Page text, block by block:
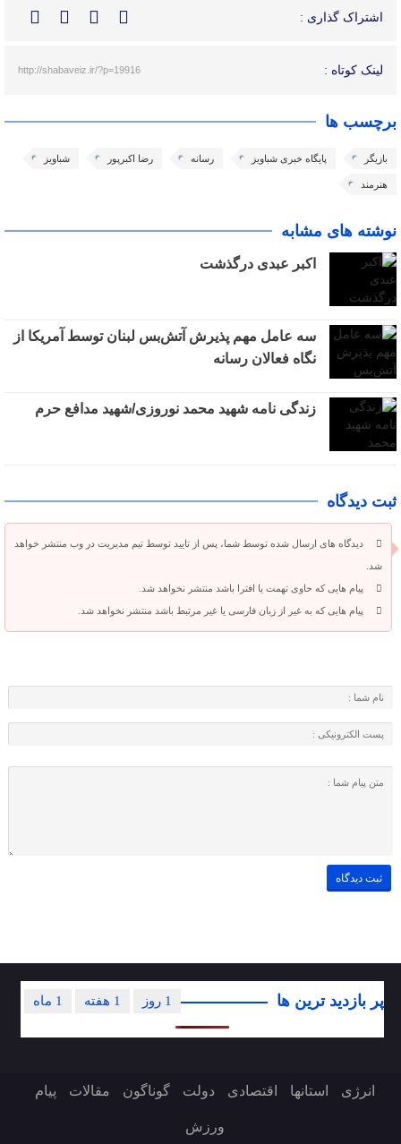
اشتراک گذاری :
لینک کوتاه : http://shabaveiz.ir/?p=19916
برچسب ها
بازیگر پایگاه خبری شباویز رسانه رضا اکبرپور شباویز
هنرمند
نوشته های مشابه
اکبر عبدی درگذشت
سه عامل مهم پذیرش آتش‌بس لبنان توسط آمریکا از
نگاه فعالان رسانه
زندگی نامه شهید محمد نوروزی/شهید مدافع حرم
ثبت دیدگاه
دیدگاه های ارسال شده توسط شما، پس از تایید توسط تیم مدیریت در وب منتشر خواهد
شد.
پیام هایی که حاوی تهمت یا افترا باشد منتشر نخواهد شد.
پیام هایی که به غیر از زبان فارسی یا غیر مرتبط باشد منتشر نخواهد شد.
پر بازدید ترین ها 1 ماه 1 هفته 1 روز
انرژی استانها اقتصادی دولت گوناگون مقالات پیام
ورزش